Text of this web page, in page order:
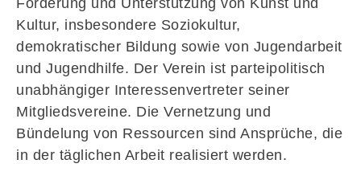
Kultur, insbesondere Soziokultur,
demokratischer Bildung sowie von Jugendarbeit
und Jugendhilfe. Der Verein ist parteipolitisch
unabhängiger Interessenvertreter seiner
Mitgliedsvereine. Die Vernetzung und
Bündelung von Ressourcen sind Ansprüche, die
in der täglichen Arbeit realisiert werden.